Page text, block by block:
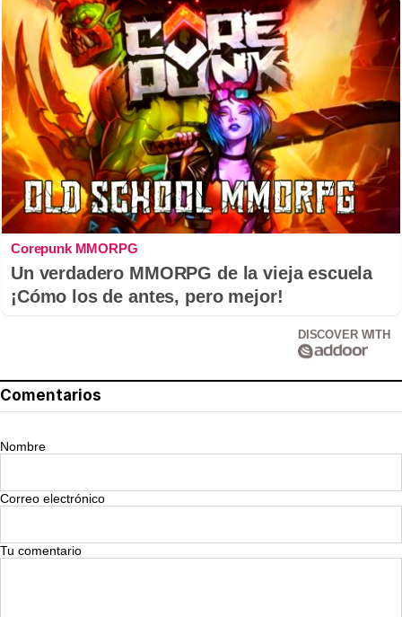
Corepunk MMORPG
Un verdadero MMORPG de la vieja escuela
¡Cómo los de antes, pero mejor!
DISCOVER WITH
Comentarios
Nombre
Correo electrónico
Tu comentario